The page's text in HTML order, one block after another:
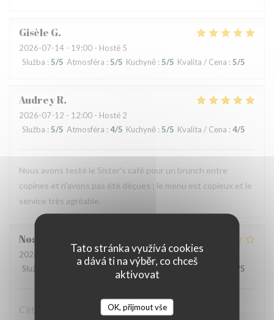
Tato stránka využívá cookies
a dává ti na výběr, co chceš
aktivovat
OK, přijmout vše
Gisèle G
2026-07-14 - 19:00 - Hosté 5
Služba : 5/5 Atmosféra : 5/5 Kuchyně : 5/5 Kvalita / Cena :5/5
AudreyR
2026-07-12 - 12:00 - Hosté 2
Služba :5/5 Atmosféra : 4/5 Kuchyně :5/5 Kvalita / Cena : 4/5
Nous avons testé le Sister's café pour un brunch entre
copines et n'avons pas été déçues : le menu est copieux et le
service très agréable.
Noah
2026-07-07
- 19:30 - Hosté 6
Služba
/5 Kuchyně : /5
C’était bon, mais suite à la soirée j’ai fait une violente